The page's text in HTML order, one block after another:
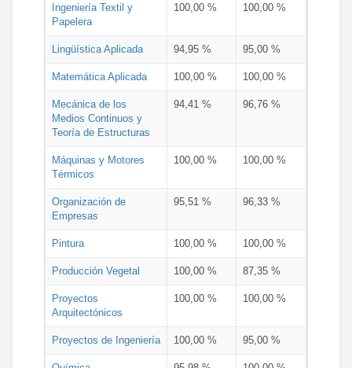
Ingeniería Textil y
Papelera
100,00 % 100,00 %
Lingüística Aplicada 94,95 % 95,00 %
Matemática Aplicada 100,00 % 100,00 %
Mecánica de los
Medios Continuos y
Teoría de Estructuras
94,41 % 96,76 %
Máquinas y Motores
Térmicos
100,00 % 100,00 %
Organización de
Empresas
95,51 % 96,33 %
Pintura 100,00 % 100,00 %
Producción Vegetal 100,00 % 87,35 %
Proyectos
Arquitectónicos
100,00 % 100,00 %
Proyectos de Ingeniería 100,00 % 95,00 %